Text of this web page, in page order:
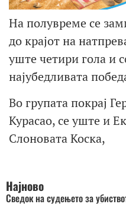
На полувреме се
до крајот на
уште четири гола и
најубедливата
Во групата покрај
Курасао, се уште и
Слоновата Коска,
Најново
Сведок на судењето за